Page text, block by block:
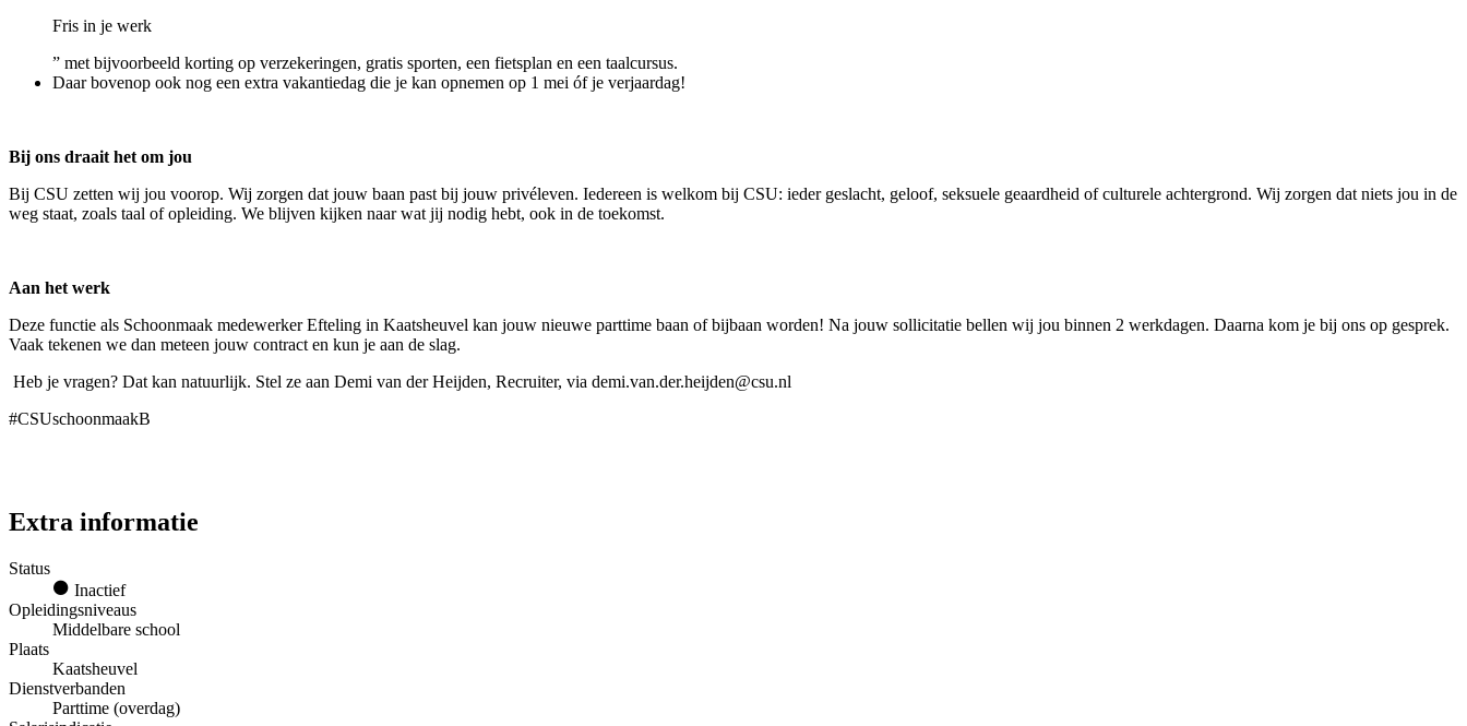
Fris in je werk
” met bijvoorbeeld korting op verzekeringen, gratis sporten, een fietsplan en een taalcursus.
Daar bovenop ook nog een extra vakantiedag die je kan opnemen op 1 mei óf je verjaardag!
Bij ons draait het om jou
Bij CSU zetten wij jou voorop. Wij zorgen dat jouw baan past bij jouw privéleven. Iedereen is welkom bij CSU: ieder geslacht, geloof, seksuele geaardheid of culturele achtergrond. Wij zorgen dat niets jou in de
weg staat, zoals taal of opleiding. We blijven kijken naar wat jij nodig hebt, ook in de toekomst.
Aan het werk
Deze functie als Schoonmaak medewerker Efteling in Kaatsheuvel kan jouw nieuwe parttime baan of bijbaan worden! Na jouw sollicitatie bellen wij jou binnen 2 werkdagen. Daarna kom je bij ons op gesprek.
Vaak tekenen we dan meteen jouw contract en kun je aan de slag.
Heb je vragen? Dat kan natuurlijk. Stel ze aan Demi van der Heijden, Recruiter, via demi.van.der.heijden@csu.nl
#CSUschoonmaakB
Extra informatie
Status
Inactief
Opleidingsniveaus
Middelbare school
Plaats
Kaatsheuvel
Dienstverbanden
Parttime (overdag)